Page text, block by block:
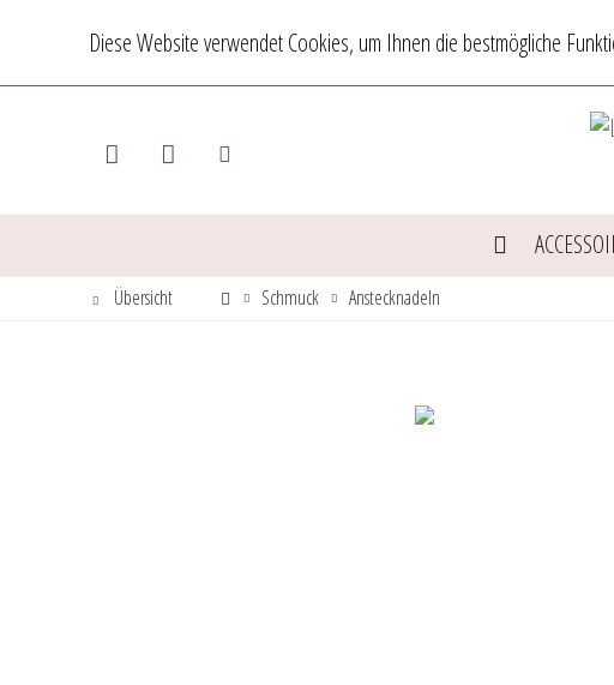
Diese Website verwendet Cookies, um Ihnen die bestmögliche
Übersicht Schmuck Anstecknadeln